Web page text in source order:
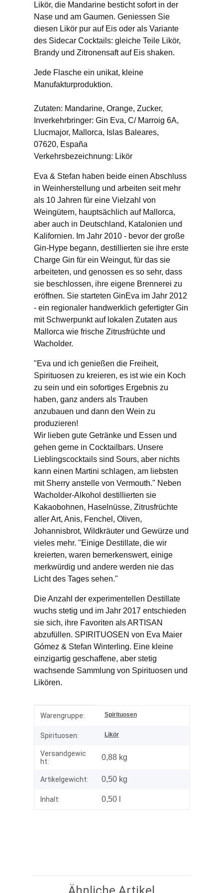
Likör, die Mandarine besticht sofort in der
Nase und am Gaumen. Geniessen Sie
diesen Likör pur auf Eis oder als Variante
des Sidecar Cocktails: gleiche Teile Likör,
Brandy und Zitronensaft auf Eis shaken.
Jede Flasche ein unikat, kleine
Manufakturproduktion.
Zutaten: Mandarine, Orange, Zucker,
Inverkehrbringer: Gin Eva, C/ Marroig 6A,
Llucmajor, Mallorca, Islas Baleares,
07620, España
Verkehrsbezeichnung: Likör
Eva & Stefan haben beide einen Abschluss
in Weinherstellung und arbeiten seit mehr
als 10 Jahren für eine Vielzahl von
Weingütern, hauptsächlich auf Mallorca,
aber auch in Deutschland, Katalonien und
Kalifornien. Im Jahr 2010 - bevor der große
Gin-Hype begann, destillierten sie ihre erste
Charge Gin für ein Weingut, für das sie
arbeiteten, und genossen es so sehr, dass
sie beschlossen, ihre eigene Brennerei zu
eröffnen. Sie starteten GinEva im Jahr 2012
- ein regionaler handwerklich gefertigter Gin
mit Schwerpunkt auf lokalen Zutaten aus
Mallorca wie frische Zitrusfrüchte und
Wacholder.
"Eva und ich genießen die Freiheit,
Spirituosen zu kreieren, es ist wie ein Koch
zu sein und ein sofortiges Ergebnis zu
haben, ganz anders als Trauben
anzubauen und dann den Wein zu
produzieren!
Wir lieben gute Getränke und Essen und
gehen gerne in Cocktailbars. Unsere
Lieblingscocktails sind Sours, aber nichts
kann einen Martini schlagen, am liebsten
mit Sherry anstelle von Vermouth." Neben
Wacholder-Alkohol destillierten sie
Kakaobohnen, Haselnüsse, Zitrusfrüchte
aller Art, Anis, Fenchel, Oliven,
Johannisbrot, Wildkräuter und Gewürze und
vieles mehr. "Einige Destillate, die wir
kreierten, waren bemerkenswert, einige
merkwürdig und andere werden nie das
Licht des Tages sehen."
Die Anzahl der experimentellen Destillate
wuchs stetig und im Jahr 2017 entschieden
sie sich, ihre Favoriten als ARTISAN
abzufüllen. SPIRITUOSEN von Eva Maier
Gómez & Stefan Winterling. Eine kleine
einzigartig geschaffene, aber stetig
wachsende Sammlung von Spirituosen und
Likören.
Produkteigenschaft
Wert
Warengruppe: Spirituosen
Spirituosen: Likör
Versandgewic
ht:
0,88 kg
Artikelgewicht: 0,50 kg
Inhalt: 0,50 l